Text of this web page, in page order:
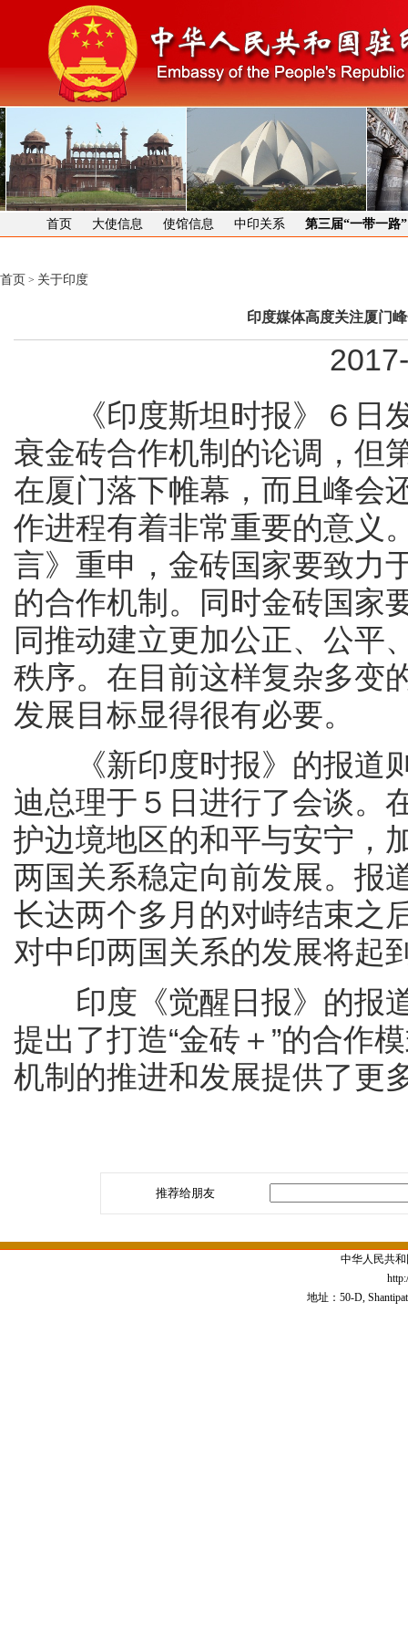
首页 大使信息 使馆信息 中印关系 第三届“一带一路
首页 > 关于印度
印度媒体高度关注厦门
《印度斯坦时报》６日发
衰金砖合作机制的论调，但
在厦门落下帷幕，而且峰会
作进程有着非常重要的意义
言》重申，金砖国家要致力
的合作机制。同时金砖国家
同推动建立更加公正、公平
秩序。在目前这样复杂多变
发展目标显得很有必要。
《新印度时报》的报道则
迪总理于５日进行了会谈。
护边境地区的和平与安宁，
两国关系稳定向前发展。报
长达两个多月的对峙结束之
对中印两国关系的发展将起
印度《觉醒日报》的报道
提出了打造“金砖＋”的合作
机制的推进和发展提供了更
推荐给朋友
中华人民共
地址：50-D,